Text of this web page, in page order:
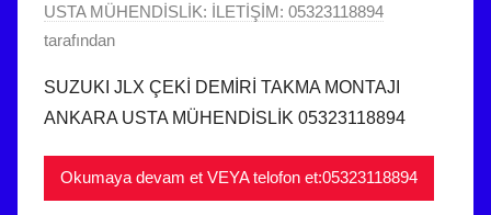
l
m
i
ş
2
1
y
l
ü
USTA MÜHENDİSLİK: İLETİŞİM: 05323118894
tarafından
SUZUKI JLX ÇEKİ DEMİRİ TAKMA MONTAJI
ANKARA USTA MÜHENDİSLİK 05323118894
Okumaya devam et VEYA telofon et:05323118894